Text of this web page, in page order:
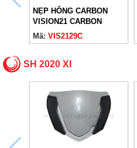
NẸP HÔNG CARBON
VISION21 CARBON
Mã: VIS2129C
SH 2020 XI